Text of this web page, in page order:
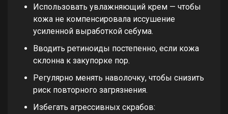
Использовать увлажняющий крем — чтобы
кожа не компенсировала иссушение
усиленной выработкой себума.
Вводить ретиноиды постепенно, если кожа
склонна к закупорке пор.
Регулярно менять наволочку, чтобы снизить
риск повторного загрязнения.
Избегать агрессивных скрабов: